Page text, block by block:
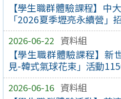
【學生職群體驗課程】中
「2026夏季壢亮永續營」
2026-06-22 資料組
【學生職群體驗課程】
見-韓式氣球花束」活動
2026-06-16 資料組